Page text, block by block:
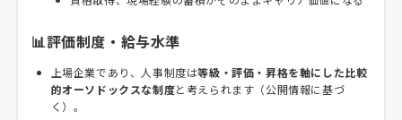
📊評価制度・給与水準
上場企業であり、人事制度は等級・評価・昇格を軸にした比較
的オーソドックスな制度と考えられます（公開情報に基づ
く）。